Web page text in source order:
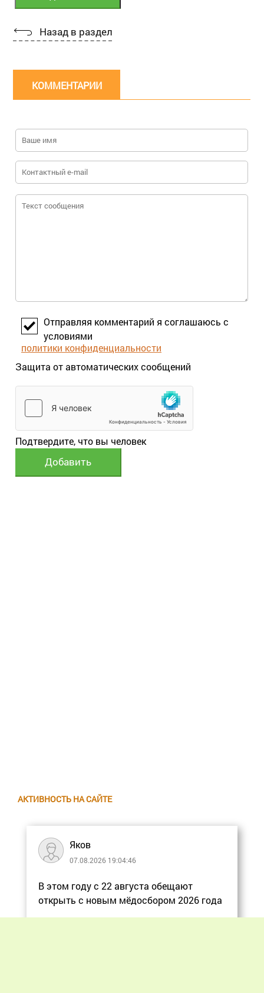
Назад в раздел
КОММЕНТАРИИ
Отправляя комментарий я соглашаюсь с
условиями
политики конфиденциальности
Защита от автоматических сообщений
Подтвердите, что вы человек
АКТИВНОСТЬ НА САЙТЕ
Яков
07.08.2026 19:04:46
В этом году с 22 августа обещают
открыть с новым мёдосбором 2026 года